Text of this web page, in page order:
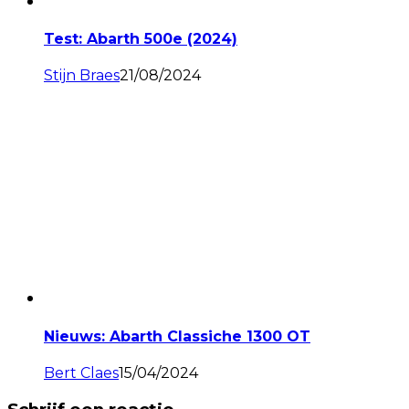
Test: Abarth 500e (2024)
Stijn Braes21/08/2024
Nieuws: Abarth Classiche 1300 OT
Bert Claes15/04/2024